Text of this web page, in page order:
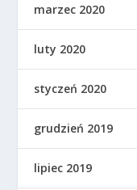
marzec 2020
luty 2020
styczeń 2020
grudzień 2019
lipiec 2019